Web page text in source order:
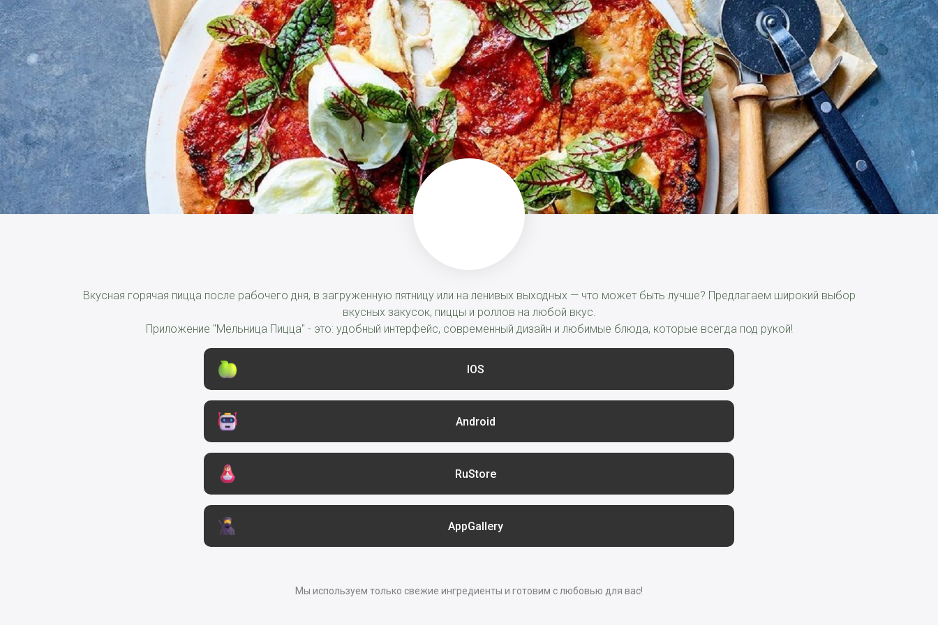
Вкусная горячая пицца после рабочего дня, в загруженную пятницу или на ленивых выходных — что может быть лучше? Предлагаем широкий выбор
вкусных закусок, пиццы и роллов на любой вкус.
Приложение "Мельница Пицца" - это: удобный интерфейс, современный дизайн и любимые блюда, которые всегда под рукой!
IOS
Android
RuStore
AppGallery
Мы используем только свежие ингредиенты и готовим с любовью для вас!